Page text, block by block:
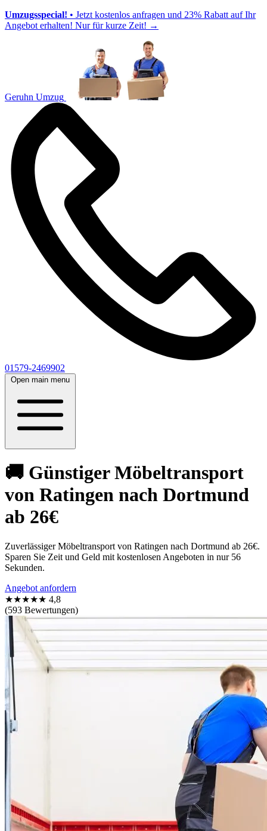
Umzugsspecial! • Jetzt kostenlos anfragen und 23% Rabatt auf Ihr
Angebot erhalten! Nur für kurze Zeit! →
Geruhn Umzug
01579-2469902
Open main menu
🚚 Günstiger Möbeltransport
von Ratingen nach Dortmund
ab 26€
Zuverlässiger Möbeltransport von Ratingen nach Dortmund ab 26€.
Sparen Sie Zeit und Geld mit kostenlosen Angeboten in nur 56
Sekunden.
Angebot anfordern
★★★★★ 4,8
(593 Bewertungen)